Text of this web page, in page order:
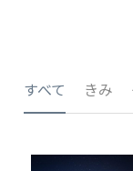
📸Who
🏙️社員が防
すべて きみ